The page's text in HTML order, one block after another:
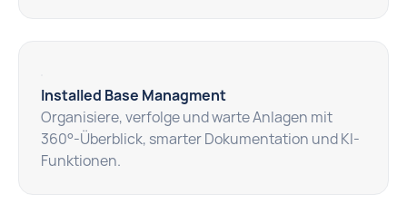
Installed Base Managment
Organisiere, verfolge und warte Anlagen mit
360°-Überblick, smarter Dokumentation und KI-
Funktionen.